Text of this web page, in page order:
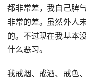
都非常差，我自己脾
非常的差。虽然外人
的。不过现在我基本
什么恶习。
我戒烟、戒酒、戒色